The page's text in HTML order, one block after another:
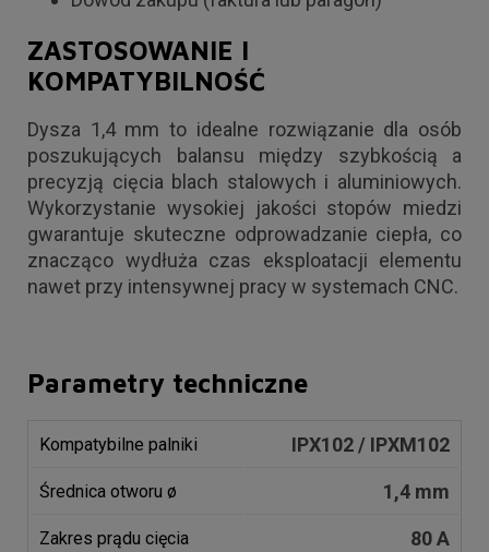
ZASTOSOWANIE I
KOMPATYBILNOŚĆ
Dysza 1,4 mm to idealne rozwiązanie dla osób
poszukujących balansu między szybkością a
precyzją cięcia blach stalowych i aluminiowych.
Wykorzystanie wysokiej jakości stopów miedzi
gwarantuje skuteczne odprowadzanie ciepła, co
znacząco wydłuża czas eksploatacji elementu
nawet przy intensywnej pracy w systemach CNC.
Parametry techniczne
Kompatybilne palniki IPX102 / IPXM102
Średnica otworu ø 1,4 mm
Zakres prądu cięcia 80 A